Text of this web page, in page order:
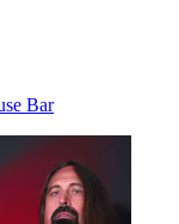
Bar